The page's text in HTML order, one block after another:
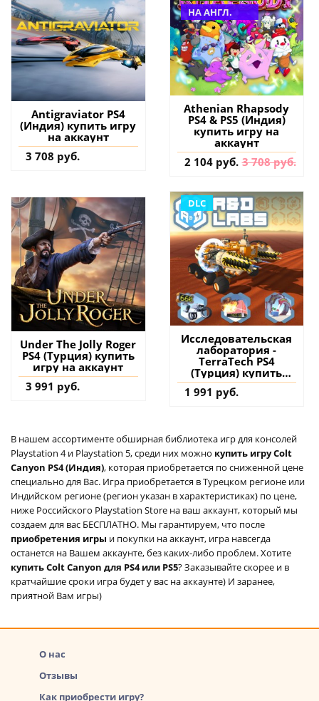
Antigraviator PS4
(Индия) купить игру
на аккаунт
3 708 руб.
НА АНГЛ.
Athenian Rhapsody
PS4 & PS5 (Индия)
купить игру на
аккаунт
2 104 руб. 3 708 руб.
Under The Jolly Roger
PS4 (Турция) купить
игру на аккаунт
3 991 руб.
DLC
Исследовательская
лаборатория -
TerraTech PS4
(Турция) купить
дополнение на
аккаунт
1 991 руб.
В нашем ассортименте обширная библиотека игр для консолей
Playstation 4 и Playstation 5, среди них можно купить игру Colt
Canyon PS4 (Индия), которая приобретается по сниженной цене
специально для Вас. Игра приобретается в Турецком регионе или
Индийском регионе (регион указан в характеристиках) по цене,
ниже Российского Playstation Store на ваш аккаунт, который мы
создаем для вас БЕСПЛАТНО. Мы гарантируем, что после
приобретения игры и покупки на аккаунт, игра навсегда
останется на Вашем аккаунте, без каких-либо проблем. Хотите
купить Colt Canyon для PS4 или PS5? Заказывайте скорее и в
кратчайшие сроки игра будет у вас на аккаунте) И заранее,
приятной Вам игры)
О нас
Отзывы
Как приобрести игру?